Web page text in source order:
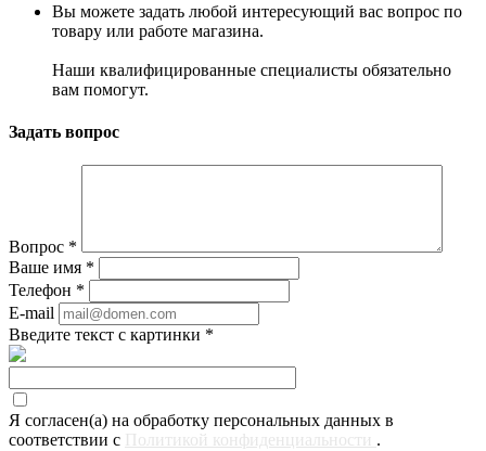
Вы можете задать любой интересующий вас вопрос по
товару или работе магазина.
Наши квалифицированные специалисты обязательно
вам помогут.
Задать вопрос
Вопрос *
Ваше имя *
Телефон *
E-mail
Введите текст с картинки *
Я согласен(а) на обработку персональных данных в
соответствии с Политикой конфиденциальности .